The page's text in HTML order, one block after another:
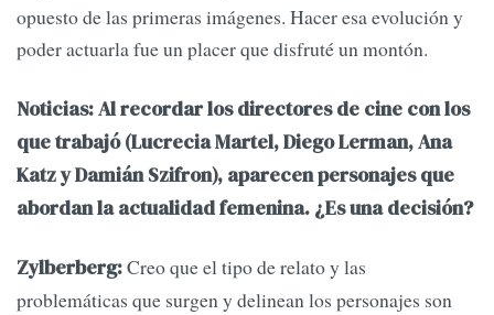
opuesto de las primeras imágenes. Hacer esa evolución y
poder actuarla fue un placer que disfruté un montón.
Noticias: Al recordar los directores de cine con los
que trabajó (Lucrecia Martel, Diego Lerman, Ana
Katz y Damián Szifron), aparecen personajes que
abordan la actualidad femenina. ¿Es una decisión?
Zylberberg:Creo que el tipo de relato y las
problemáticas que surgen y delinean los personajes son